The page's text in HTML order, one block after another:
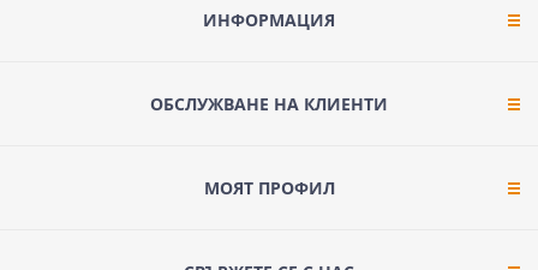
ИНФОРМАЦИЯ
ОБСЛУЖВАНЕ НА КЛИЕНТИ
МОЯТ ПРОФИЛ